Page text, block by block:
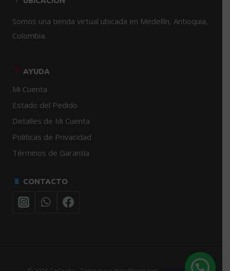
Somos una tienda virtual ubicada en Medellín, Antioquia,
Colombia.
AYUDA
Mi Cuenta
Estado del Pedido
Detalles de Mi Cuenta
Politicas de Privacidad
Términos de Garantía
CONTACTO